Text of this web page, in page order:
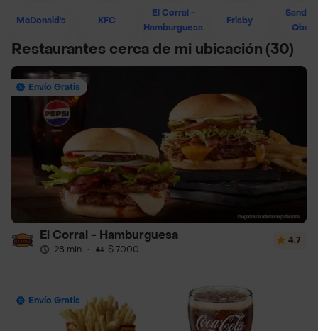
McDonald's KFC
El Corral -
Hamburguesa
Frisby
Restaurantes cerca de mi ubicación (30)
Envío Gratis
El Corral - Hamburguesa
28 min · $ 7000
4.7
Envío Gratis